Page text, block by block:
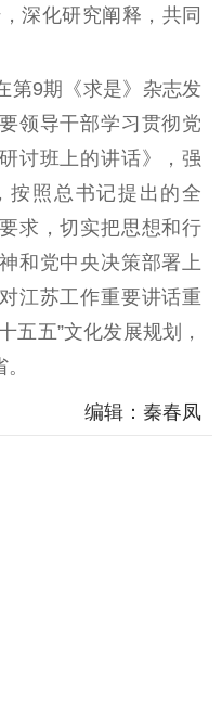
职称评审
作品著作权
登记服务
文艺创作
服务管理
新闻发布工作备
台
业务申报系统
深化研究阐释，共同
9期《求是》杂志发
领导干部学习贯彻党
讨班上的讲话》，强
按照总书记提出的全
求，切实把思想和行
和党中央决策部署上
江苏工作重要讲话重
五五”文化发展规划，
编辑：秦春凤